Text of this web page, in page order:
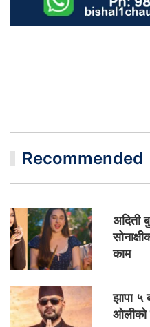
Recommended
अदिती
काम
झापा ५
ओलीको